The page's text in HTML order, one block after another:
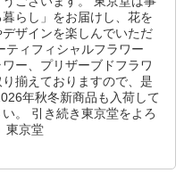
らし」をお届けし、花を
ザインを楽しんでいただ
ティフィシャルフラワー
ー、プリザーブドフラワ
揃えておりますので、是
年秋冬新商品も入荷して
。 引き続き東京堂をよろ
東京堂